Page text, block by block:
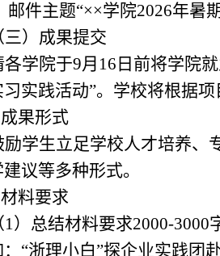
邮件主题“××学院2026年暑
三）成果提交
各学院于9月 16 日前将学院
实践活动”。学校将根据
果形式
励学生立足学校人才培养、
议等多种形式。
料要求
1）总结材料要求2000-
： “浙理小白”探企业实践团